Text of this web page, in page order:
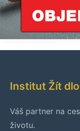
Institut Žít
Váš partner na
životu.